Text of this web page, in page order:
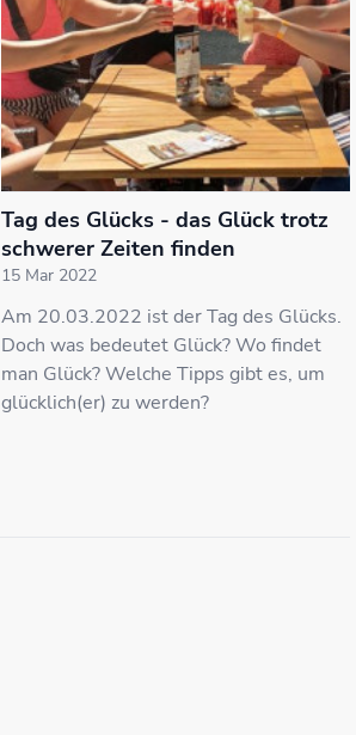
Tag des Glücks - das Glück trotz
schwerer Zeiten finden
15 Mar 2022
Am 20.03.2022 ist der Tag des Glücks.
Doch was bedeutet Glück? Wo findet
man Glück? Welche Tipps gibt es, um
glücklich(er) zu werden?